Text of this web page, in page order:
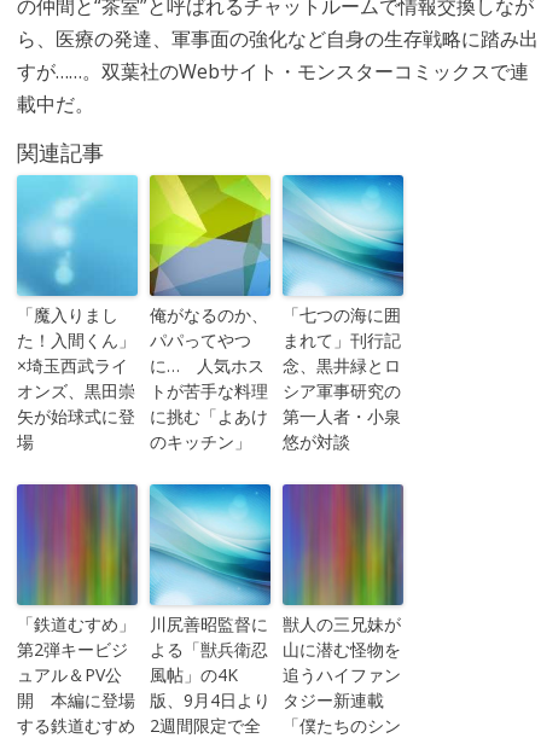
の仲間と“茶室”と呼ばれるチャットルームで情報交換しなが
ら、医療の発達、軍事面の強化など自身の生存戦略に踏み出
すが……。双葉社のWebサイト・モンスターコミックスで連
載中だ。
関連記事
「魔入りまし
た！入間くん」
×埼玉西武ライ
オンズ、黒田崇
矢が始球式に登
場
俺がなるのか、
パパってやつ
に… 人気ホス
トが苦手な料理
に挑む「よあけ
のキッチン」
「七つの海に囲
まれて」刊行記
念、黒井緑とロ
シア軍事研究の
第一人者・小泉
悠が対談
「鉄道むすめ」
第2弾キービジ
ュアル＆PV公
開 本編に登場
する鉄道むすめ
川尻善昭監督に
よる「獣兵衛忍
風帖」の4K
版、9月4日より
2週間限定で全
獣人の三兄妹が
山に潜む怪物を
追うハイファン
タジー新連載
「僕たちのシン